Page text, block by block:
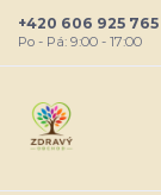
+420 606 925 765
Po - Pá: 9:00 - 17:00